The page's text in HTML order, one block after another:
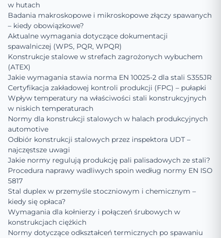
w hutach
Badania makroskopowe i mikroskopowe złączy spawanych
– kiedy obowiązkowe?
Aktualne wymagania dotyczące dokumentacji
spawalniczej (WPS, PQR, WPQR)
Konstrukcje stalowe w strefach zagrożonych wybuchem
(ATEX)
Jakie wymagania stawia norma EN 10025-2 dla stali S355JR
Certyfikacja zakładowej kontroli produkcji (FPC) – pułapki
Wpływ temperatury na właściwości stali konstrukcyjnych
w niskich temperaturach
Normy dla konstrukcji stalowych w halach produkcyjnych
automotive
Odbiór konstrukcji stalowych przez inspektora UDT –
najczęstsze uwagi
Jakie normy regulują produkcję pali palisadowych ze stali?
Procedura naprawy wadliwych spoin według normy EN ISO
5817
Stal duplex w przemyśle stoczniowym i chemicznym –
kiedy się opłaca?
Wymagania dla kołnierzy i połączeń śrubowych w
konstrukcjach ciężkich
Normy dotyczące odkształceń termicznych po spawaniu